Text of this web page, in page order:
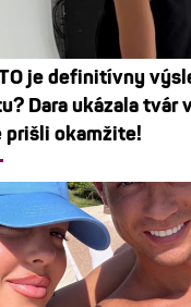
je definitívny
Dara ukázala tvár
prišli okamžite!